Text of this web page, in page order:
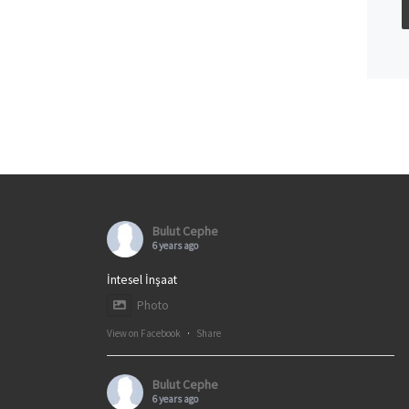
Bulut Cephe
6 years ago
İntesel İnşaat
Photo
View on Facebook · Share
Bulut Cephe
6 years ago